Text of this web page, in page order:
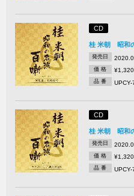
CD
桂 米朝 昭和
発売日
価 格
品 番 UPCY-
CD
桂 米朝 昭和
発売日
価 格
品 番